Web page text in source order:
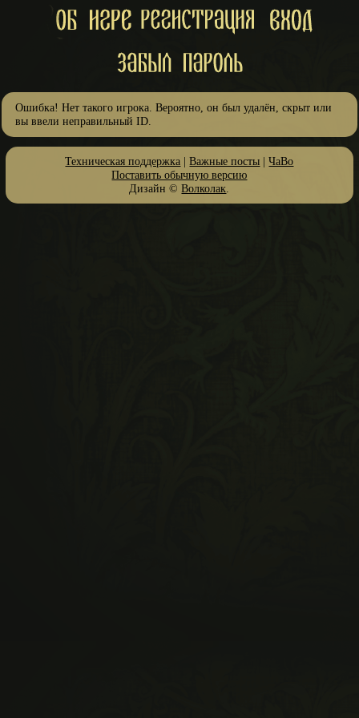
Ошибка! Нет такого игрока. Вероятно, он был удалён, скрыт или
вы ввели неправильный ID.
Техническая поддержка |Важные посты |ЧаВо
Поставить обычную версию
Дизайн ©Волколак